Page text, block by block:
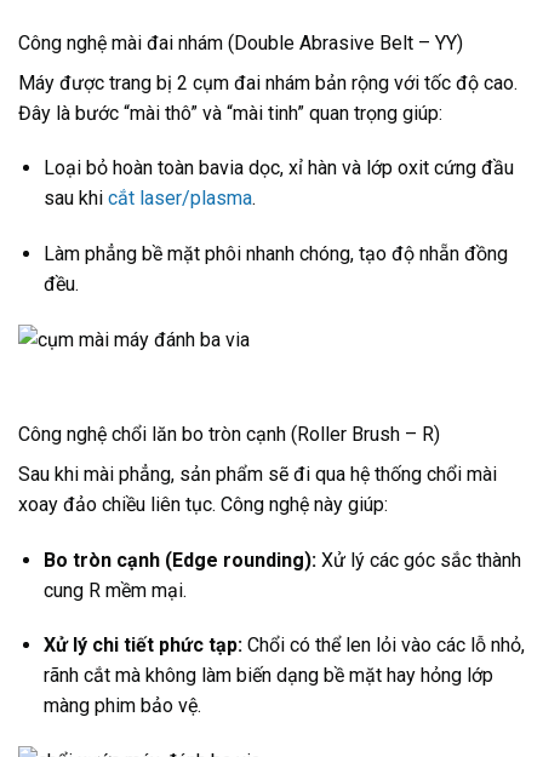
Công nghệ mài đai nhám (Double Abrasive Belt – YY)
Máy được trang bị 2 cụm đai nhám bản rộng với tốc độ cao.
Đây là bước “mài thô” và “mài tinh” quan trọng giúp:
Loại bỏ hoàn toàn bavia dọc, xỉ hàn và lớp oxit cứng đầu
sau khi cắt laser/plasma.
Làm phẳng bề mặt phôi nhanh chóng, tạo độ nhẵn đồng
đều.
Công nghệ chổi lăn bo tròn cạnh (Roller Brush – R)
Sau khi mài phẳng, sản phẩm sẽ đi qua hệ thống chổi mài
xoay đảo chiều liên tục. Công nghệ này giúp:
Bo tròn cạnh (Edge rounding):Xử lý các góc sắc thành
cung R mềm mại.
Xử lý chi tiết phức tạp:Chổi có thể len lỏi vào các lỗ nhỏ,
rãnh cắt mà không làm biến dạng bề mặt hay hỏng lớp
màng phim bảo vệ.